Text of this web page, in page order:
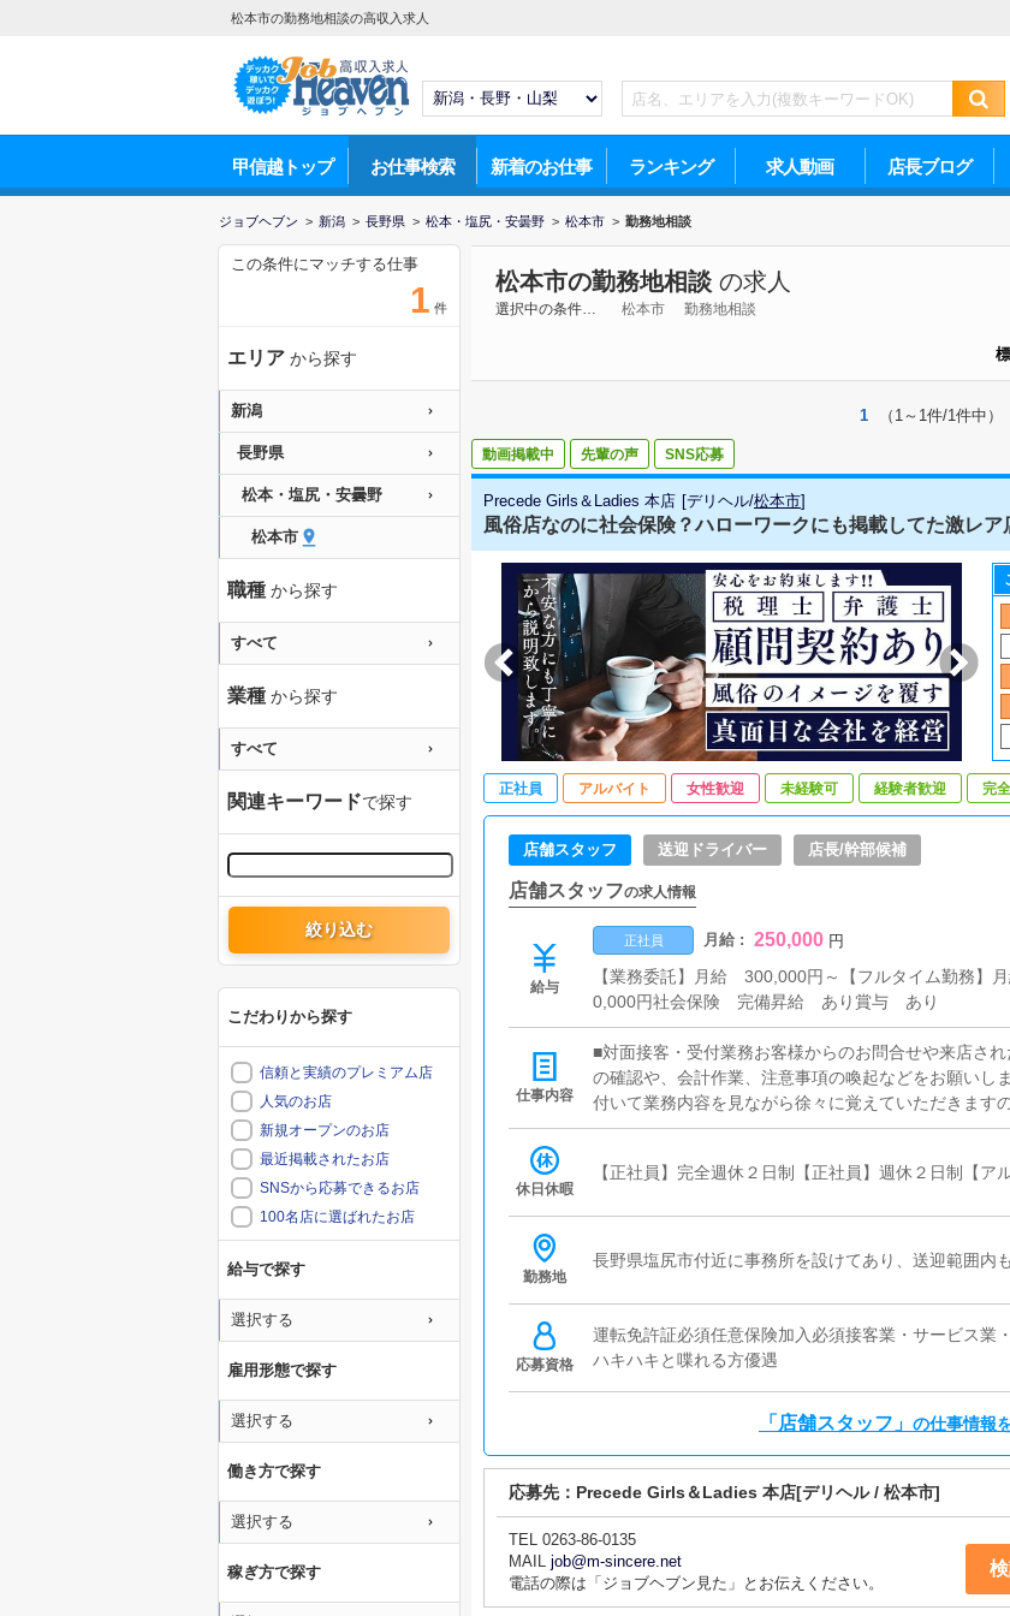
松本市の勤務地相談の高収入求人
甲信越トップ お仕事検索 新着のお仕事 ランキング 求人動画 店長ブログ
ジョブヘブン > 新潟 > 長野県 > 松本・塩尻・安曇野 > 松本市 > 勤務地相談
松本市の勤務地相談 の求人
選択中の条件… 松本市 勤務地相談
1 （1～1件/1件中）
動画掲載中 先輩の声 SNS応募
Precede Girls＆Ladies 本店 [デリヘル/松本市]
風俗店なのに社会保険？ハローワークにも掲載してた激レア
正社員 アルバイト 女性歓迎 未経験可 経験者歓迎 完
店舗スタッフ 送迎ドライバー 店長/幹部候補
店舗スタッフの求人情報
給与
正社員 月給 : 250,000 円
【業務委託】月給 300,000円～【フルタイム勤務
0,000円社会保険 完備昇給 あり賞与 あり
仕事内容
■対面接客・受付業務お客様からのお問合せや来店さ
の確認や、会計作業、注意事項の喚起などをお願いし
付いて業務内容を見ながら徐々に覚えていただきます
ャスト管理お店で働いていただいているキャストの方
ど、ポータルサイト等の店舗情報更新作業を行ってい
ャストの方に快適にお過ごしいただくため、店内の清
休日休暇
【正社員】完全週休２日制【正社員】週休２日制【ア
勤務地
長野県塩尻市付近に事務所を設けてあり、送迎範囲内
応募資格
運転免許証必須任意保険加入必須接客業・サービス業
ハキハキと喋れる方優遇
「店舗スタッフ」 の仕事情報
応募先： Precede Girls＆Ladies 本店[デリヘル / 松本市]
TEL 0263-86-0135
MAIL job@m-sincere.net
電話の際は「ジョブヘブン見た」とお伝えください。
この条件にマッチする仕事
1 件
エリア から探す
新潟
長野県
松本・塩尻・安曇野
松本市
職種 から探す
すべて
業種 から探す
すべて
関連キーワードで探す
絞り込む
こだわりから探す
信頼と実績のプレミアム店
人気のお店
新規オープンのお店
最近掲載されたお店
SNSから応募できるお店
100名店に選ばれたお店
給与で探す
選択する
雇用形態で探す
選択する
働き方で探す
選択する
稼ぎ方で探す